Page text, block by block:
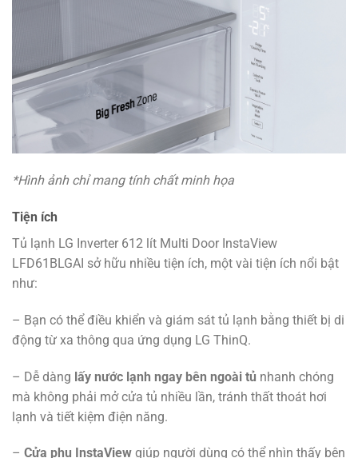
*Hình ảnh chỉ mang tính chất minh họa
Tiện ích
Tủ lạnh LG Inverter 612 lít Multi Door InstaView
LFD61BLGAI sở hữu nhiều tiện ích, một vài tiện ích nổi bật
như:
– Bạn có thể điều khiển và giám sát tủ lạnh bằng thiết bị di
động từ xa thông qua ứng dụng LG ThinQ.
– Dễ dàng lấy nước lạnh ngay bên ngoài tủ nhanh chóng
mà không phải mở cửa tủ nhiều lần, tránh thất thoát hơi
lạnh và tiết kiệm điện năng.
– Cửa phụ InstaView giúp người dùng có thể nhìn thấy bên